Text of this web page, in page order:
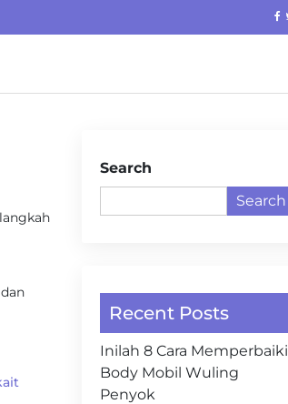
Search
Search
Recent Posts
Inilah 8 Cara Memperbaiki
Body Mobil Wuling
Penyok